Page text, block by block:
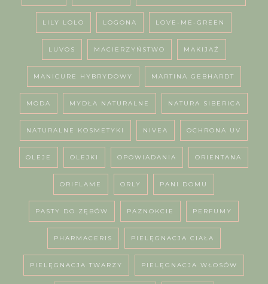
LILY LOLO LOGONA LOVE-ME-GREEN
LUVOS MACIERZYŃSTWO MAKIJAŻ
MANICURE HYBRYDOWY MARTINA GEBHARDT
MODA MYDŁA NATURALNE NATURA SIBERICA
NATURALNE KOSMETYKI NIVEA OCHRONA UV
OLEJE OLEJKI OPOWIADANIA ORIENTANA
ORIFLAME ORLY PANI DOMU
PASTY DO ZĘBÓW PAZNOKCIE PERFUMY
PHARMACERIS PIELĘGNACJA CIAŁA
PIELĘGNACJA TWARZY PIELĘGNACJA WŁOSÓW